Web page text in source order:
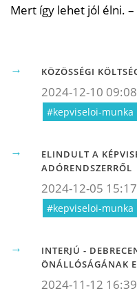
Mert így lehet jól élni.
KÖZÖSSÉGI
#kepviseloi-munka
2024-12-10
ELINDULT A
ADÓRENDSZERRŐL
#kepviseloi-munka
2024-12-05
INTERJÚ -
ÖNÁLLÓSÁGÁNAK
2024-11-12